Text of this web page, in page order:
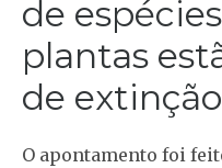
de
plantas
de
O apontamento foi